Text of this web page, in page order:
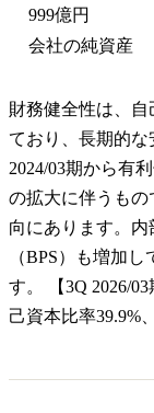
999億円
会社の純資産
財務健全性は、
ており、長期的な
2024/03期から有
の拡大に伴うも
向にあります。
（BPS）も増加
す。 【3Q 2026/
己資本比率39.9%